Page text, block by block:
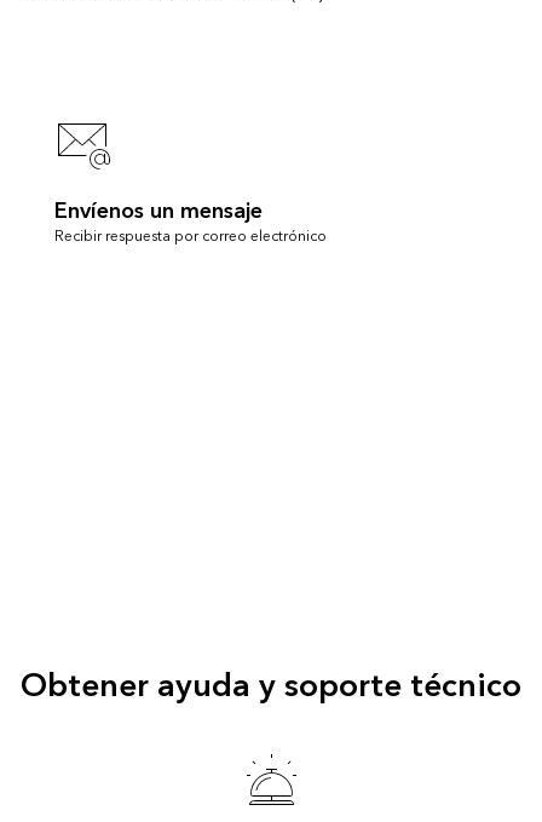
Envíenos un mensaje
Recibir respuesta por correo electrónico
Obtener ayuda y soporte técnico